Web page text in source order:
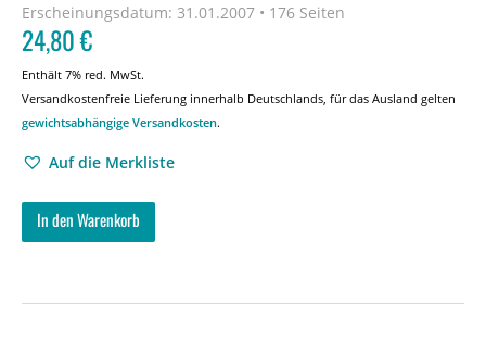
Erscheinungsdatum: 31.01.2007 • 176 Seiten
24,80€
Enthält 7% red. MwSt.
Versandkostenfreie Lieferung innerhalb Deutschlands, für das Ausland gelten
gewichtsabhängige Versandkosten.
Auf die Merkliste
In den Warenkorb